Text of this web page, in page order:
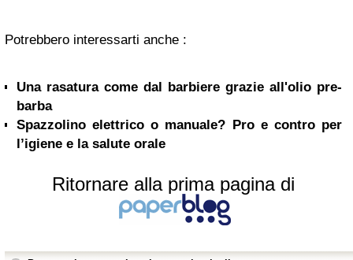
Potrebbero interessarti anche :
Una rasatura come dal barbiere grazie all'olio pre-
barba
Spazzolino elettrico o manuale? Pro e contro per
l’igiene e la salute orale
Ritornare alla prima pagina di